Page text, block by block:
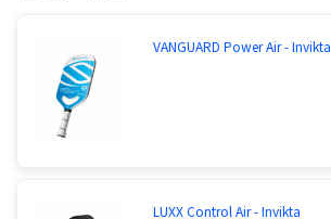
VANGUARD Power Air - Invikta
LUXX Control Air - Invikta